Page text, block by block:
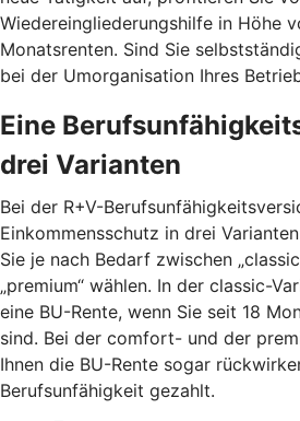
Wiedereingliederungshilfe in Höhe
Monatsrenten. Sind Sie
bei der Umorganisation Ihres
Eine
drei Varianten
Bei der R+V-
Einkommensschutz in drei
Sie je nach Bedarf zwischen
„premium“ wählen. In der classic-
eine BU-Rente, wenn Sie seit 18
sind. Bei der comfort- und der
Ihnen die BU-Rente sogar
Berufsunfähigkeit gezahlt.